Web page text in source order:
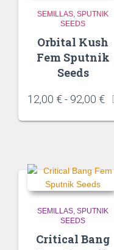
SEMILLAS SPUTNIK
SEEDS
Orbital Kush
Fem Sputnik
Seeds
12,00 €- 92,00 €
SEMILLAS SPUTNIK
SEEDS
Critical Bang